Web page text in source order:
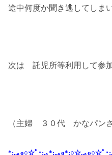
途中何度か聞き逃してしま
次は 託児所等利用して参
（主婦 ３０代 かなパンさ
*:..｡o○☆ﾟ･:,｡*:..｡o*:○☆..｡o○☆ﾟ･